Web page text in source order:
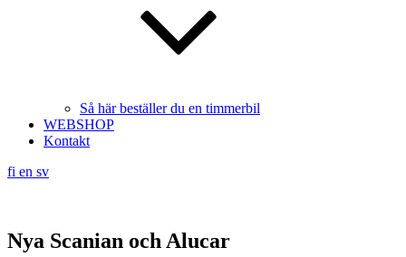
Så här beställer du en timmerbil
WEBSHOP
Kontakt
fi en sv
Nya Scanian och Alucar